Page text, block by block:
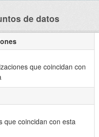
de datos
que coincidan con
que coincidan con esta